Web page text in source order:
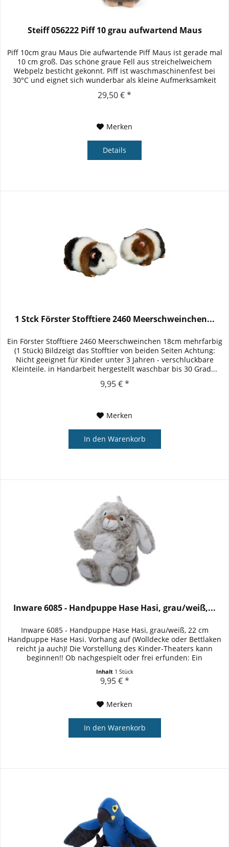
Steiff 056222 Piff 10 grau aufwartend Maus
Piff 10cm grau Maus Die aufwartende Piff Maus ist gerade mal
10 cm groß. Das schöne graue Fell aus streichelweichem
Webpelz besticht gekonnt. Piff ist waschmaschinenfest bei
30°C und eignet sich wunderbar als kleine Aufmerksamkeit
29,50 € *
Merken
Details
1 Stck Förster Stofftiere 2460 Meerschweinchen...
Ein Förster Stofftiere 2460 Meerschweinchen 18cm mehrfarbig
(1 Stück) Bildzeigt das Stofftier von beiden Seiten Achtung:
Nicht geeignet für Kinder unter 3 Jahren - verschluckbare
Kleinteile. in Handarbeit hergestellt waschbar bis 30 Grad...
9,95 € *
Merken
In den Warenkorb
Inware 6085 - Handpuppe Hase Hasi, grau/weiß,...
Inware 6085 - Handpuppe Hase Hasi, grau/weiß, 22 cm
Handpuppe Hase Hasi. Vorhang auf (Wolldecke oder Bettlaken
reicht ja auch)! Die Vorstellung des Kinder-Theaters kann
beginnen!! Ob nachgespielt oder frei erfunden: Ein
Inhalt 1 Stück
9,95 € *
Merken
In den Warenkorb